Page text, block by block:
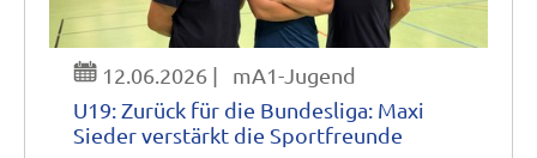
12.06.2026 |
mA1-Jugend
U19: Zurück für die Bundesliga: Maxi
Sieder verstärkt die Sportfreunde